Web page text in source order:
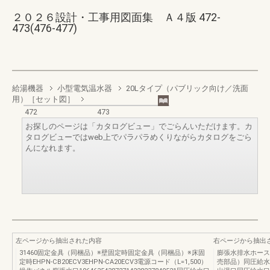
２０２６設計・工事用図面集 Ａ４版 472-
473(476-477)
給湯機器 小型電気温水器
20Lタイプ（パブリック向け／洗面
用）［セット図］
472
473
お探しのページは「カタログビュー」でごらんいただけます。カ
タログビューではweb上でパラパラめくりながらカタログをごら
んになれます。
左ページから抽出された内容
31460固定金具（同梱品）※壁固定時固定金具（同梱品）※床固
定時EHPN-CB20ECV3EHPN-CA20ECV3電源コード（L=1,500）
右ページから抽出
膨張水排水ホー
売部品）同圧給